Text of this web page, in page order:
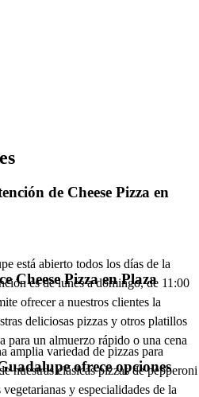
es
de Cheese Pizza en
está abierto todos los días de la
es de lunes a domingo, de 11:00
ofrecer a nuestros clientes la
deliciosas pizzas y otros platillos
para un almuerzo rápido o una cena
Cheese Pizza en Plaza
amplia variedad de pizzas para
nuestras clásicas pizzas de pepperoni
y especialidades de la
ofrece opciones